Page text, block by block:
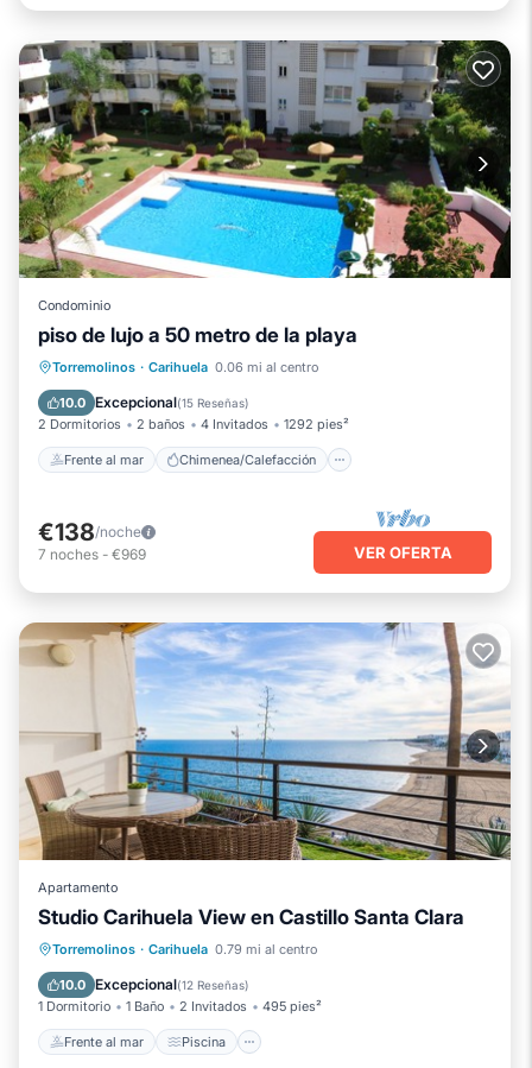
Condominio
piso de lujo a 50 metro de la playa
Torremolinos · Carihuela 0.06 mi al centro
10.0 Excepcional(15 Reseñas)
2 Dormitorios 2 baños 4 Invitados 1292 pies²
Frente al mar Chimenea/Calefacción
Frente al mar
Chimenea/Calefacción
Piscina
Vista al mar
€138/noche
7 noches - €969 VER OFERTA
Apartamento
Studio Carihuela View en Castillo Santa Clara
Torremolinos · Carihuela 0.79 mi al centro
10.0 Excepcional(12 Reseñas)
1 Dormitorio 1 Baño 2 Invitados 495 pies²
Frente al mar Piscina
Frente al mar Piscina
Balcón/Terraza